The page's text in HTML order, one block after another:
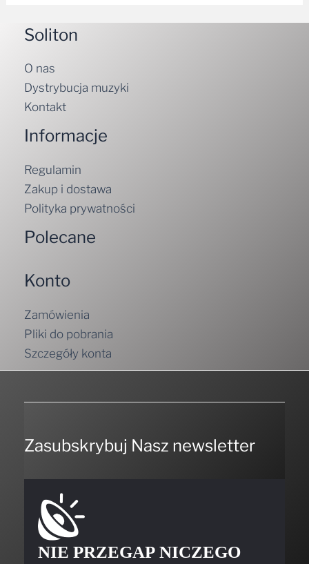
Soliton
O nas
Dystrybucja muzyki
Kontakt
Informacje
Regulamin
Zakup i dostawa
Polityka prywatności
Polecane
Konto
Zamówienia
Pliki do pobrania
Szczegóły konta
Zasubskrybuj Nasz newsletter
NIE PRZEGAP NICZEGO